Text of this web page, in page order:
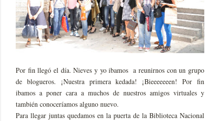
Por fin llegó el día. Nieves y yo ibamos a reunirnos con un grupo
de blogueros. ¡Nuestra primera kedada! ¡Bieeeeeeen! Por fin
ibamos a poner cara a muchos de nuestros amigos virtuales y
también conoceríamos alguno nuevo.
Para llegar juntas quedamos en la puerta de la Biblioteca Nacional